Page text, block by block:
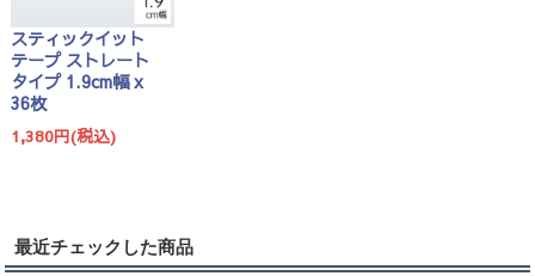
スティックイット
テープ ストレート
タイプ 1.9cm幅 x
36枚
1,380円(税込)
最近チェックした商品